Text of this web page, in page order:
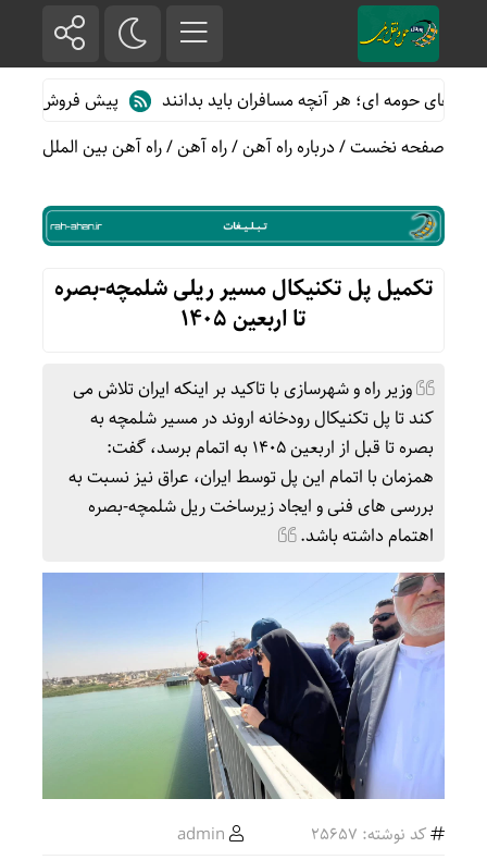
حومه ای؛ هر آنچه مسافران باید بدانند
پیش فروش بلیت
صفحه نخست/درباره راه آهن/راه آهن/راه آهن بین الملل
تکمیل پل تکنیکال مسیر ریلی شلمچه-بصره
تا اربعین ۱۴۰۵
وزیر راه و شهرسازی با تاکید بر اینکه ایران تلاش می
کند تا پل تکنیکال رودخانه اروند در مسیر شلمچه به
بصره تا قبل از اربعین ۱۴۰۵ به اتمام برسد، گفت:
همزمان با اتمام این پل توسط ایران، عراق نیز نسبت به
بررسی های فنی و ایجاد زیرساخت ریل شلمچه-بصره
اهتمام داشته باشد.
کد نوشته: 25657
admin